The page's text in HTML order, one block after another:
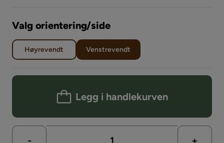
Valg orientering/side
Høyrevendt Venstrevendt
Legg i handlekurven
- +